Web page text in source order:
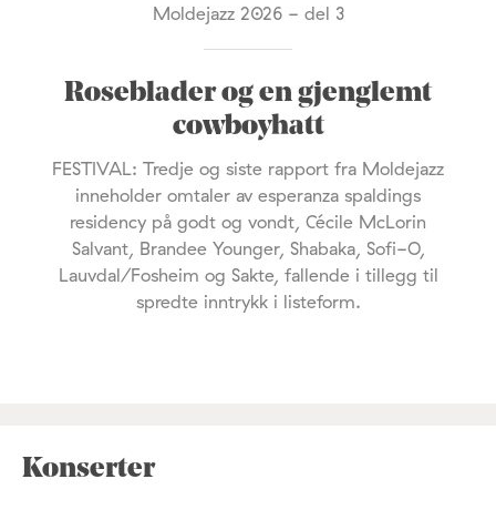
Moldejazz 2026 - del 3
Roseblader og en gjenglemt
cowboyhatt
FESTIVAL: Tredje og siste rapport fra Moldejazz
inneholder omtaler av esperanza spaldings
residency på godt og vondt, Cécile McLorin
Salvant, Brandee Younger, Shabaka, Sofi-O,
Lauvdal/Fosheim og Sakte, fallende i tillegg til
spredte inntrykk i listeform.
Konserter